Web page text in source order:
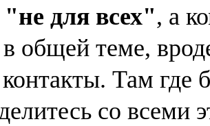
"не для всех", а
общей теме,
Там где
со всеми